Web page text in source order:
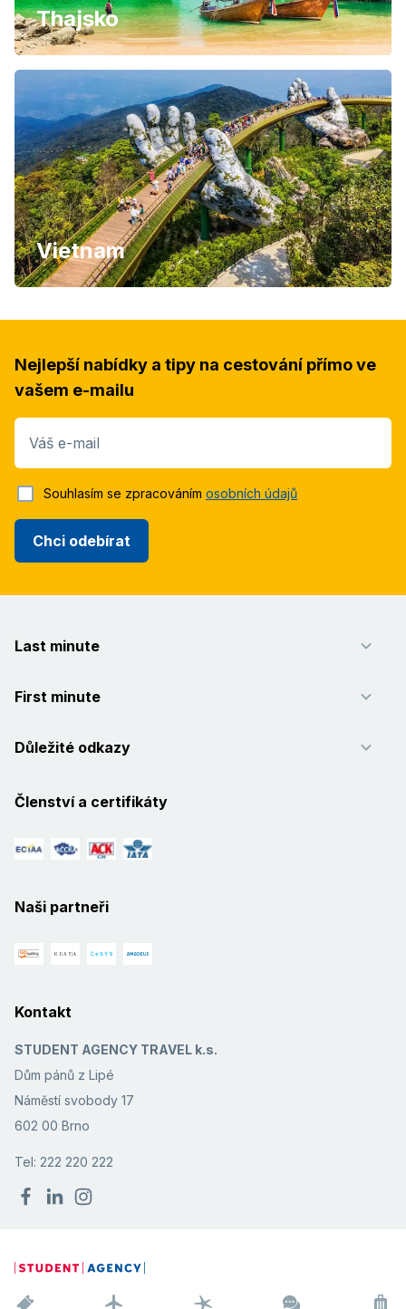
Thajsko
Vietnam
Nejlepší nabídky a tipy na cestování přímo ve
vašem e-mailu
Váš e-mail
Chci odebírat
Souhlasím se zpracováním osobních údajů
Last minute
First minute
Důležité odkazy
Členství a certifikáty
Naši partneři
Kontakt
STUDENT AGENCY TRAVEL k.s.
Dům pánů z Lipé
Náměstí svobody 17
602 00 Brno
Tel: 222 220 222